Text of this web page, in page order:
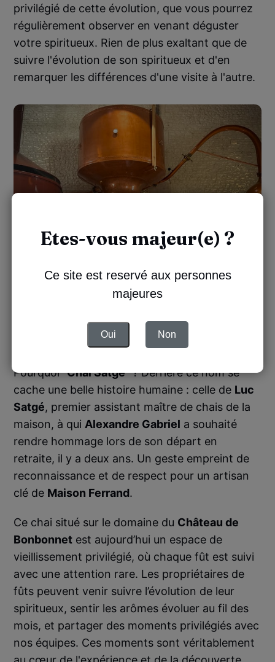
Etes-vous majeur(e) ?
Ce site est reservé aux personnes
majeures
Oui Non
privilégié de cette évolution, que vous pourrez
régulièrement observer en venant déguster
votre spiritueux. Rien de plus exaltant que de
suivre l'évolution de son spiritueux et d'en
remarquer les différences d'une visite à l'autre.
Un chai dédié au
programme Private Barrel
Pourquoi "Chai Satgé" ? Derrière ce nom se
cache une belle histoire humaine : celle de Luc
Satgé, premier assistant maître de chais de la
maison, à qui Alexandre Gabriel a souhaité
rendre hommage lors de son départ en
retraite, il y a deux ans. Un geste empreint de
reconnaissance et de respect pour un artisan
clé de Maison Ferrand.
Ce chai situé sur le domaine du Château de
Bonbonnet est aujourd’hui un espace de
vieillissement privilégié, où chaque fût est suivi
avec une attention rare. Les propriétaires de
fûts peuvent venir suivre l’évolution de leur
spiritueux, sentir les arômes évoluer au fil des
mois, et partager des moments privilégiés avec
nos équipes. Ces moments sont véritablement